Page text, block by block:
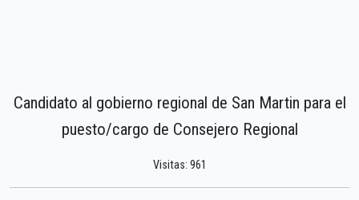
Candidato al gobierno regional de San Martin para el
puesto/cargo de Consejero Regional
Visitas: 961